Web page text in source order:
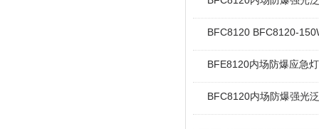
BFC8120 BFC8120-
BFE8120内场防爆应急
BFC8120内场防爆强光